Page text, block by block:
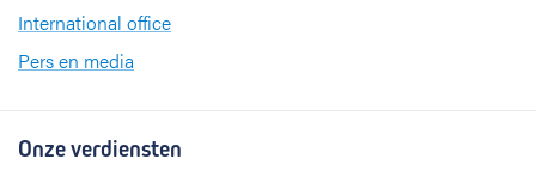
International office
Pers en media
Onze verdiensten